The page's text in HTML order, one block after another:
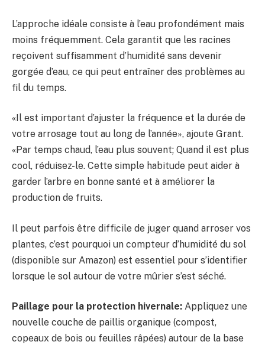
L’approche idéale consiste à l’eau profondément mais
moins fréquemment. Cela garantit que les racines
reçoivent suffisamment d’humidité sans devenir
gorgée d’eau, ce qui peut entraîner des problèmes au
fil du temps.
«Il est important d’ajuster la fréquence et la durée de
votre arrosage tout au long de l’année», ajoute Grant.
«Par temps chaud, l’eau plus souvent; Quand il est plus
cool, réduisez-le. Cette simple habitude peut aider à
garder l’arbre en bonne santé et à améliorer la
production de fruits.
Il peut parfois être difficile de juger quand arroser vos
plantes, c’est pourquoi un compteur d’humidité du sol
(disponible sur Amazon) est essentiel pour s’identifier
lorsque le sol autour de votre mûrier s’est séché.
Paillage pour la protection hivernale: Appliquez une
nouvelle couche de paillis organique (compost,
copeaux de bois ou feuilles râpées) autour de la base